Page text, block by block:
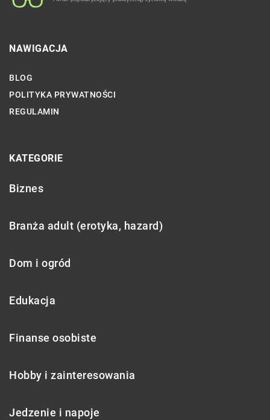
NAWIGACJA
BLOG
POLITYKA PRYWATNOŚCI
REGULAMIN
KATEGORIE
Biznes
Branża adult (erotyka, hazard)
Dom i ogród
Edukacja
Finanse osobiste
Hobby i zainteresowania
Jedzenie i napoje